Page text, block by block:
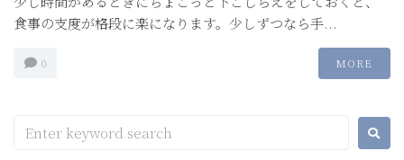
食事の支度が格段に楽になります。少しずつなら手...
0 MORE